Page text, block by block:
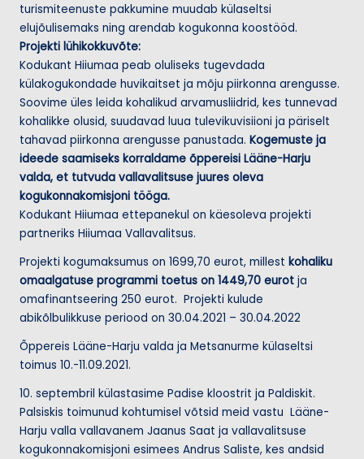
turismiteenuste pakkumine muudab külaseltsi
elujõulisemaks ning arendab kogukonna koostööd.
Projekti lühikokkuvõte:
Kodukant Hiiumaa peab oluliseks tugevdada
külakogukondade huvikaitset ja mõju piirkonna arengusse.
Soovime üles leida kohalikud arvamusliidrid, kes tunnevad
kohalikke olusid, suudavad luua tulevikuvisiioni ja päriselt
tahavad piirkonna arengusse panustada. Kogemuste ja
ideede saamiseks korraldame õppereisi Lääne-Harju
valda, et tutvuda vallavalitsuse juures oleva
kogukonnakomisjoni tööga.
Kodukant Hiiumaa ettepanekul on käesoleva projekti
partneriks Hiiumaa Vallavalitsus.
Projekti kogumaksumus on 1699,70 eurot, millest kohaliku
omaalgatuse programmi toetus on 1449,70 eurot ja
omafinantseering 250 eurot. Projekti kulude
abikõlbulikkuse periood on 30.04.2021 – 30.04.2022
Õppereis Lääne-Harju valda ja Metsanurme külaseltsi
toimus 10.-11.09.2021.
10. septembril külastasime Padise kloostrit ja Paldiskit.
Palsiskis toimunud kohtumisel võtsid meid vastu Lääne-
Harju valla vallavanem Jaanus Saat ja vallavalitsuse
kogukonnakomisjoni esimees Andrus Saliste, kes andsid